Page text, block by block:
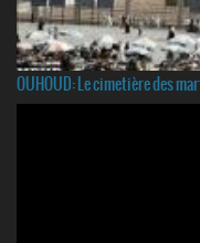
OUHOUD: Le cimetière des